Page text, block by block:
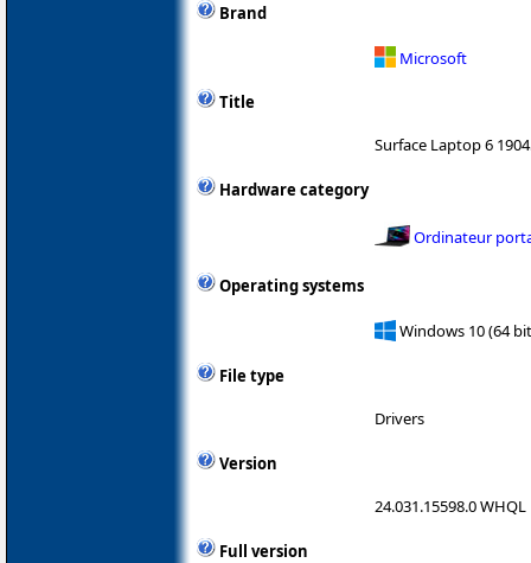
Brand
Microsoft
Title
Surface Laptop 6
Hardware category
Ordinateur
Operating systems
Windows 10 (64
File type
Drivers
Version
24.031.15598.0 WHQL
Full version